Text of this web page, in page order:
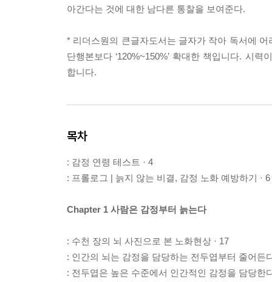
아간다는 것에 대한 남다른 통찰을 보여준다.
* 리더스원의 큰글자도서는 글자가 작아 독서에 어
단행본보다 ‘120%~150%’ 확대한 책입니다. 시
합니다.
목차
: 감정 연령 테스트 · 4
: 프롤로그 | 늙지 않는 비결, 감정 노화 예방하기 · 6
Chapter 1 사람은 감정부터 늙는다
: 수천 장의 뇌 사진으로 본 노화현상 · 17
: 인간의 뇌는 감정을 담당하는 전두엽부터 줄어든
: 전두엽은 높은 수준에서 인간적인 감정을 담당한